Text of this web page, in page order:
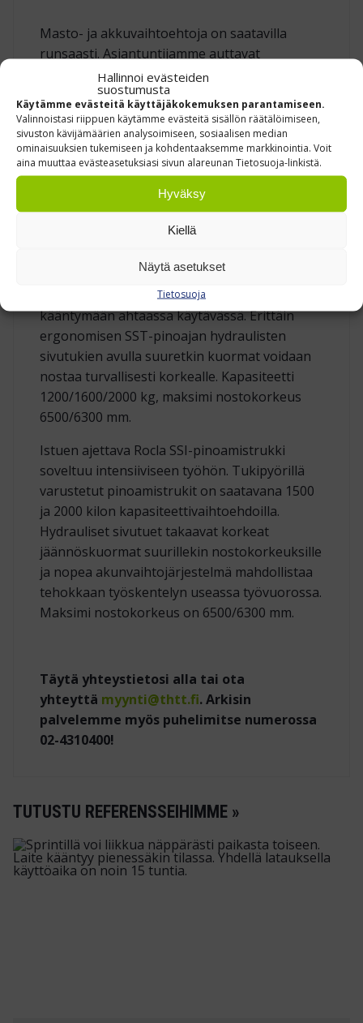
Hallinnoi evästeiden
suostumusta
Käytämme evästeitä käyttäjäkokemuksen parantamiseen.
Valinnoistasi riippuen käytämme evästeitä sisällön räätälöimiseen,
sivuston kävijämäärien analysoimiseen, sosiaalisen median
ominaisuuksien tukemiseen ja kohdentaaksemme markkinointia. Voit
aina muuttaa evästeasetuksiasi sivun alareunan Tietosuoja-linkistä.
Hyväksy
Kiellä
Näytä asetukset
Tietosuoja
Masto- ja akkuvaihtoehtoja on saatavilla
runsaasti. Asiantuntijamme auttavat
mielellään sopivan yhdistelmän valinnassa.
Roclan valikoimista pinoamiseen löytyvät sekä
käyden, seisten että istualtaan ajettavat
pinoamistrukit. Kaikki mallit tarjoavat
luotettavuutta ja mukavuutta pinoamiseen.
Rocla SSTac on seisten ajettava
kompaktit ulkomitat ja korkeat
jäännöskuormat. SST-tukipyörätrukki mahtuu
kääntymään ahtaassa käytävässä. Erittäin
ergonomisen SST-pinoajan hydraulisten
sivutukien avulla suuretkin kuormat voidaan
nostaa turvallisesti korkealle. Kapasiteetti
1200/1600/2000 kg, maksimi nostokorkeus
6500/6300 mm.
Istuen ajettava Rocla SSI-pinoamistrukki
soveltuu intensiiviseen työhön. Tukipyörillä
varustetut pinoamistrukit on saatavana 1500
ja 2000 kilon kapasiteettivaihtoehdoilla.
Hydrauliset sivutuet takaavat korkeat
jäännöskuormat suurillekin nostokorkeuksille
ja nopea akunvaihtojärjestelmä mahdollistaa
tehokkaan työskentelyn useassa työvuorossa.
Maksimi nostokorkeus on 6500/6300 mm.
Täytä yhteystietosi alla tai ota
yhteyttä myynti@thtt.fi. Arkisin
palvelemme myös puhelimitse numerossa
02-4310400!
TUTUSTU REFERENSSEIHIMME »